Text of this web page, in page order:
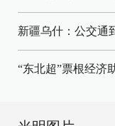
新疆乌什：公交通
“东北超”票根经济